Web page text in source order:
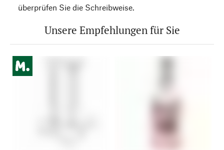
überprüfen Sie die Schreibweise.
Unsere Empfehlungen für Sie